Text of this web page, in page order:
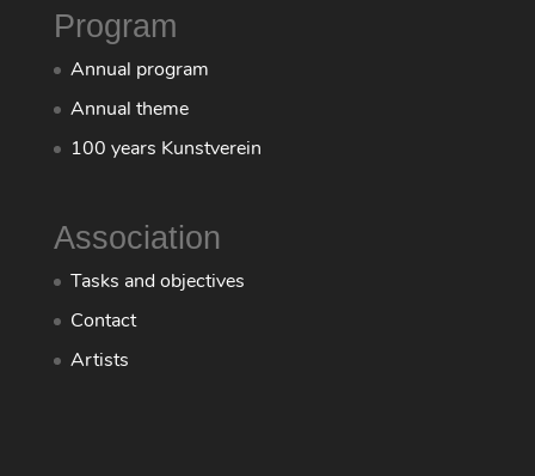
Program
Annual program
Annual theme
100 years Kunstverein
Association
Tasks and objectives
Contact
Artists